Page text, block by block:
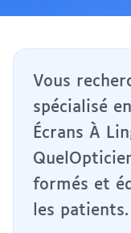
Vous
spécialisé
Écrans À
formés et
les patients.